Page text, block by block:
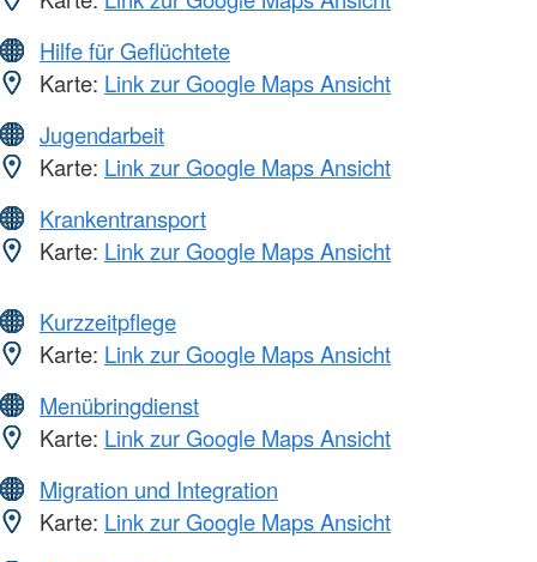
Hilfe für Geflüchtete
Karte: Link zur Google Maps Ansicht
Jugendarbeit
Karte: Link zur Google Maps Ansicht
Krankentransport
Karte: Link zur Google Maps Ansicht
Kurzzeitpflege
Karte: Link zur Google Maps Ansicht
Menübringdienst
Karte: Link zur Google Maps Ansicht
Migration und Integration
Karte: Link zur Google Maps Ansicht